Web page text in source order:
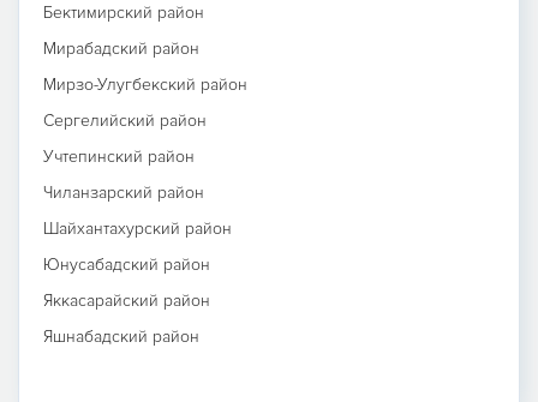
Бектимирский район
Мирабадский район
Мирзо-Улугбекский район
Сергелийский район
Учтепинский район
Чиланзарский район
Шайхантахурский район
Юнусабадский район
Яккасарайский район
Яшнабадский район